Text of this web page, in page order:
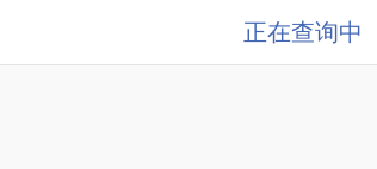
正在查询中